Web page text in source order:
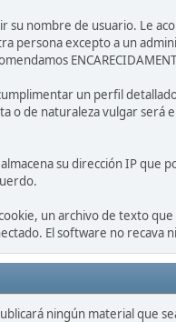
nombre de usuario. Le
persona excepto a un
un perfil
de naturaleza vulgar será
su dirección IP
un archivo de texto
El software no
ningún material que